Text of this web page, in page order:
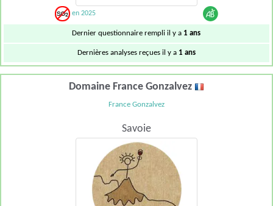
en 2025
Dernier questionnaire rempli il y a 1 ans
Dernières analyses reçues il y a 1 ans
Domaine France Gonzalvez
France Gonzalvez
Savoie